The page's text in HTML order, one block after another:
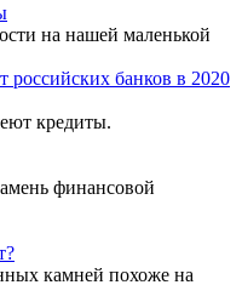
на нашей маленькой
банков в 2020
кредиты.
финансовой
камней похоже на